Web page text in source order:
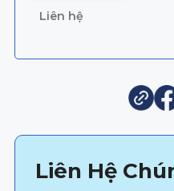
Liên hệ
Liên Hệ